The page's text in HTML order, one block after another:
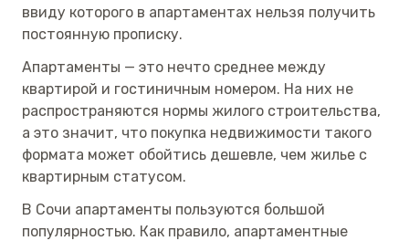
ввиду которого в апартаментах нельзя получить
постоянную прописку.
Апартаменты — это нечто среднее между
квартирой и гостиничным номером. На них не
распространяются нормы жилого строительства,
а это значит, что покупка недвижимости такого
формата может обойтись дешевле, чем жилье с
квартирным статусом.
В Сочи апартаменты пользуются большой
популярностью. Как правило, апартаментные